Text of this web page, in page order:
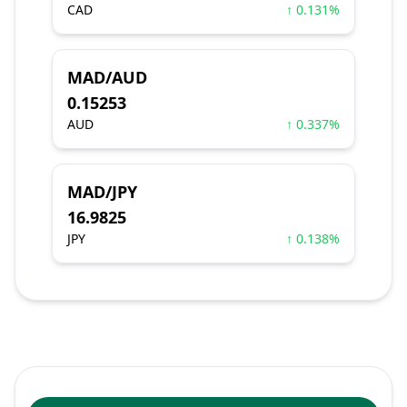
CAD ↑ 0.131%
MAD/AUD
0.15253
AUD ↑ 0.337%
MAD/JPY
16.9825
JPY ↑ 0.138%